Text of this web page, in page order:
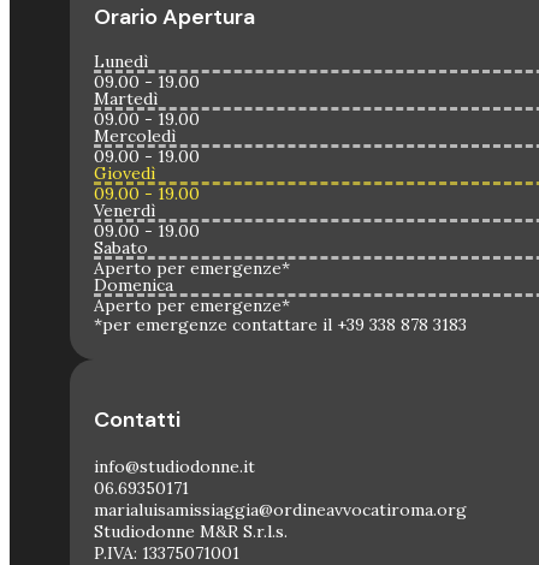
Orario Apertura
Lunedì
09.00 - 19.00
Martedì
09.00 - 19.00
Mercoledì
09.00 - 19.00
Giovedì
09.00 - 19.00
Venerdì
09.00 - 19.00
Sabato
Aperto per emergenze*
Domenica
Aperto per emergenze*
*per emergenze contattare il +39 338 878 3183
Contatti
info@studiodonne.it
06.69350171
marialuisamissiaggia@ordineavvocatiroma.org
Studiodonne M&R S.r.l.s.
P.IVA: 13375071001